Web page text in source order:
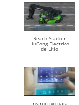
Reach Stacker
LiuGong Electrico
de Litio
Instructivo para